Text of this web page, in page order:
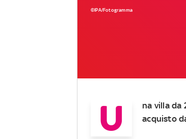
©IPA/Fotogramma
U
na villa da
acquisto